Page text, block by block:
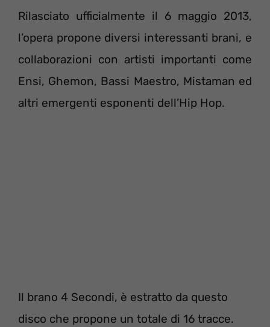
Rilasciato ufficialmente il 6 maggio 2013,
l’opera propone diversi interessanti brani, e
collaborazioni con artisti importanti come
Ensi, Ghemon, Bassi Maestro, Mistaman ed
altri emergenti esponenti dell’Hip Hop.
Il brano 4 Secondi, è estratto da questo
disco che propone un totale di 16 tracce.